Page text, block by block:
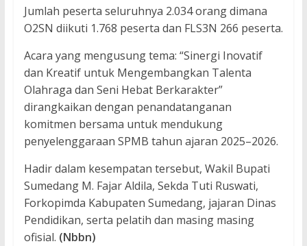
Jumlah peserta seluruhnya 2.034 orang dimana
O2SN diikuti 1.768 peserta dan FLS3N 266 peserta.
Acara yang mengusung tema: “Sinergi Inovatif
dan Kreatif untuk Mengembangkan Talenta
Olahraga dan Seni Hebat Berkarakter”
dirangkaikan dengan penandatanganan
komitmen bersama untuk mendukung
penyelenggaraan SPMB tahun ajaran 2025–2026.
Hadir dalam kesempatan tersebut, Wakil Bupati
Sumedang M. Fajar Aldila, Sekda Tuti Ruswati,
Forkopimda Kabupaten Sumedang, jajaran Dinas
Pendidikan, serta pelatih dan masing masing
ofisial. (Nbbn)